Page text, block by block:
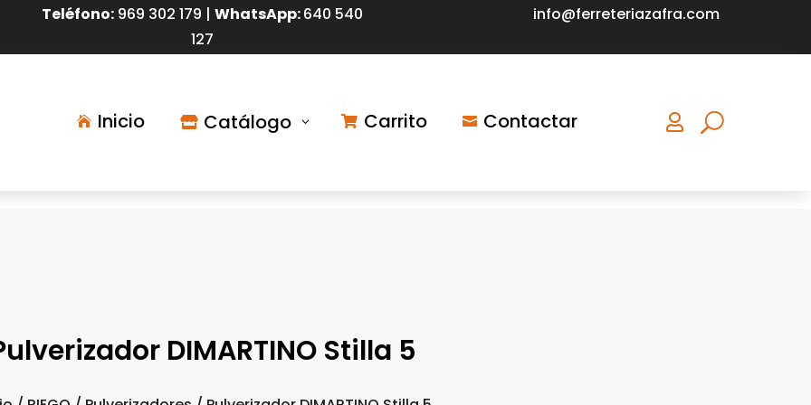
Teléfono: 969 302 179 |WhatsApp:640 540
127
info@ferreteriazafra.com
 Inicio  Catálogo 3  Carrito  Contactar 
DIMARTINO Stilla 5